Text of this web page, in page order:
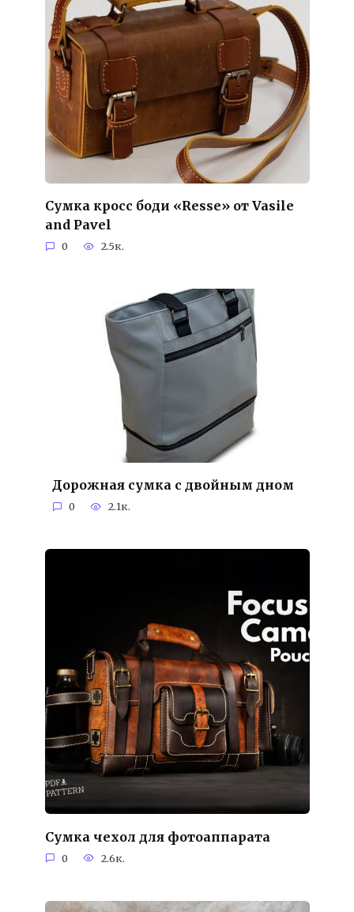
Сумка кросс боди «Resse» от Vasile
and Pavel
0 2.5к.
Дорожная сумка с двойным дном
0 2.1к.
Сумка чехол для фотоаппарата
0 2.6к.